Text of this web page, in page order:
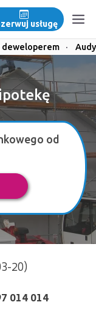
usługę
deweloperem ·
od
20)
014